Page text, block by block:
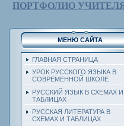
ПОРТФОЛИО
МЕНЮ САЙТА
ГЛАВНАЯ СТРАНИЦА
УРОК РУССКОГО ЯЗЫКА В
СОВРЕМЕННОЙ ШКОЛЕ
РУССКИЙ ЯЗЫК В СХЕМАХ И
ТАБЛИЦАХ
РУССКАЯ ЛИТЕРАТУРА В
СХЕМАХ И ТАБЛИЦАХ